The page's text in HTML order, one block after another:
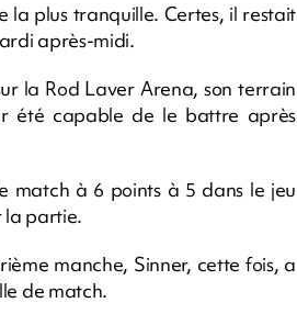
la plus tranquille. Certes, il restait
après-midi.
la Rod Laver Arena, son terrain
été capable de le battre après
match à 6 points à 5 dans le jeu
la partie.
manche, Sinner, cette fois, a
de match.